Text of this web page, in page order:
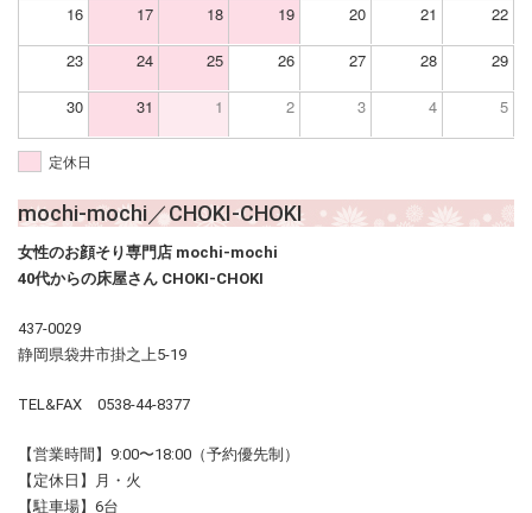
16 17 18 19 20 21 22
23 24 25 26 27 28 29
30 31 1 2 3 4 5
定休日
mochi-mochi／CHOKI-CHOKI
女性のお顔そり専門店 mochi-mochi
40代からの床屋さん CHOKI-CHOKI
437-0029
静岡県袋井市掛之上5-19
TEL&FAX 0538-44-8377
【営業時間】9:00〜18:00（予約優先制）
【定休日】月・火
【駐車場】6台